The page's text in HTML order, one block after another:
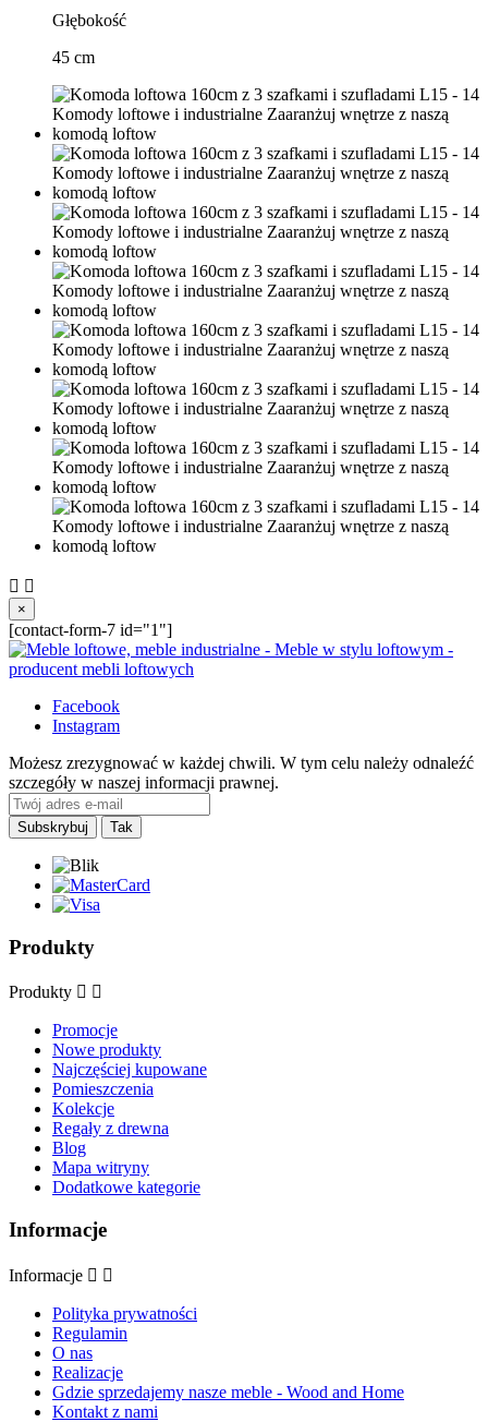
Głębokość
45 cm
 
×
[contact-form-7 id="1"]
Facebook
Instagram
Możesz zrezygnować w każdej chwili. W tym celu należy odnaleźć
szczegóły w naszej informacji prawnej.
Produkty
Produkty  
Promocje
Nowe produkty
Najczęściej kupowane
Pomieszczenia
Kolekcje
Regały z drewna
Blog
Mapa witryny
Dodatkowe kategorie
Informacje
Informacje  
Polityka prywatności
Regulamin
O nas
Realizacje
Gdzie sprzedajemy nasze meble - Wood and Home
Kontakt z nami